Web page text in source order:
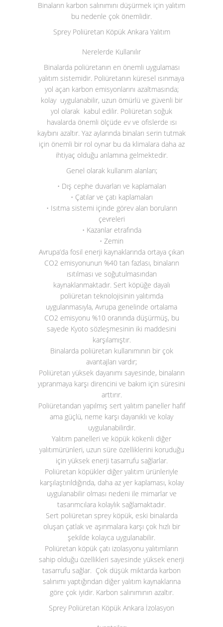
Binaların karbon salınımını düşürmek için yalıtım
bu nedenle çok önemlidir.
Sprey Poliüretan Köpük Ankara Yalıtım
Nerelerde Kullanılır
Binalarda poliüretanın en önemli uygulaması
yalıtım sistemidir. Poliüretanın küresel ısınmaya
yol açan karbon emisyonlarını azaltmasında;
kolay uygulanabilir, uzun ömürlü ve güvenli bir
yol olarak kabul edilir. Poliüretan soğuk
havalarda önemli ölçüde ev ve ofislerde ısı
kaybını azaltır. Yaz aylarında binaları serin tutmak
için önemli bir rol oynar bu da klimalara daha az
ihtiyaç olduğu anlamına gelmektedir.
Genel olarak kullanım alanları;
• Dış cephe duvarları ve kaplamaları
• Çatılar ve çatı kaplamaları
• Isıtma sistemi içinde görev alan boruların
çevreleri
• Kazanlar etrafında
• Zemin
Avrupa’da fosil enerji kaynaklarında ortaya çıkan
CO2 emisyonunun %40 tan fazlası, binaların
ısıtılması ve soğutulmasından
kaynaklanmaktadır. Sert köpüğe dayalı
poliüretan teknolojisinin yalıtımda
uygulanmasıyla, Avrupa genelinde ortalama
CO2 emisyonu %10 oranında düşürmüş, bu
sayede Kyoto sözleşmesinin iki maddesini
karşılamıştır.
Binalarda poliüretan kullanımının bir çok
avantajları vardır;
Poliüretan yüksek dayanımı sayesinde, binaların
yıpranmaya karşı direncini ve bakım için süresini
arttırır.
Poliüretandan yapılmış sert yalıtım paneller hafif
ama güçlü, neme karşı dayanıklı ve kolay
uygulanabilirdir.
Yalıtım panelleri ve köpük kökenli diğer
yalıtımürünleri, uzun süre özelliklerini koruduğu
için yüksek enerji tasarrufu sağlarlar.
Poliüretan köpükler diğer yalıtım ürünleriyle
karşılaştırıldığında, daha az yer kaplaması, kolay
uygulanabilir olması nedeni ile mimarlar ve
tasarımcılara kolaylık sağlamaktadır.
Sert poliüretan sprey köpük, eski binalarda
oluşan çatlak ve aşınmalara karşı çok hızlı bir
şekilde kolayca uygulanabilir.
Poliüretan köpük çatı izolasyonu yalıtımların
sahip olduğu özellikleri sayesinde yüksek enerji
tasarrufu sağlar. Çok düşük miktarda karbon
salınımı yaptığından diğer yalıtım kaynaklarına
göre çok iyidir. Karbon salınımının azaltır.
Sprey Poliüretan Köpük Ankara İzolasyon